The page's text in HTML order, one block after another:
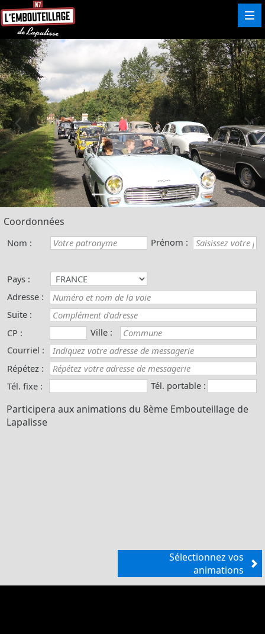
Coordonnées
Nom : Prénom :
Pays :
Adresse :
Suite :
CP :
Ville :
Courriel :
Répétez :
Tél. fixe :
Tél. portable :
Participera aux animations du 8ème Embouteillage de
Lapalisse
Sélectionnez vos
animations